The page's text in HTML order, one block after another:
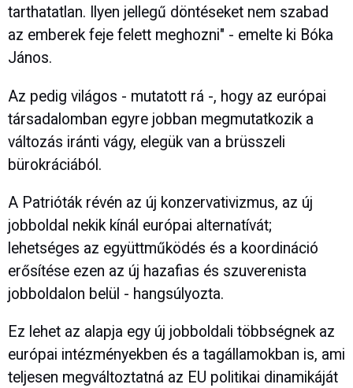
tarthatatlan. Ilyen jellegű döntéseket nem szabad
az emberek feje felett meghozni" - emelte ki Bóka
János.
Az pedig világos - mutatott rá -, hogy az európai
társadalomban egyre jobban megmutatkozik a
változás iránti vágy, elegük van a brüsszeli
bürokráciából.
A Patrióták révén az új konzervativizmus, az új
jobboldal nekik kínál európai alternatívát;
lehetséges az együttműködés és a koordináció
erősítése ezen az új hazafias és szuverenista
jobboldalon belül - hangsúlyozta.
Ez lehet az alapja egy új jobboldali többségnek az
európai intézményekben és a tagállamokban is, ami
teljesen megváltoztatná az EU politikai dinamikáját